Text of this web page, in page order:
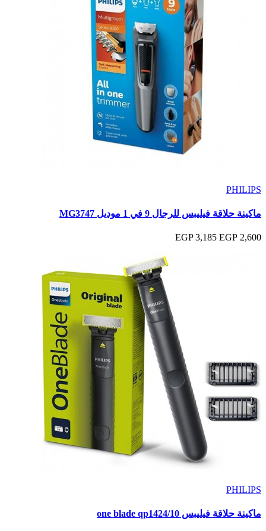
PHILIPS
ماكينة حلاقة فيليبس للرجال 9 في 1 موديل MG3747
2,600 EGP
3,185 EGP
PHILIPS
ماكينة حلاقة فيليبس one blade qp1424/10